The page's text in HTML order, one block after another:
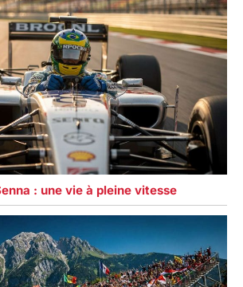
: une vie à pleine vitesse